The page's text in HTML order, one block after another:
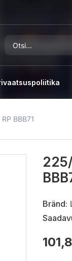
BBB71
Bränd: